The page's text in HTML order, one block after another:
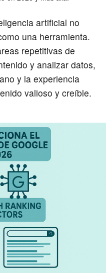
artificial no
una herramienta.
repetitivas de
y analizar datos,
y la experiencia
valioso y creíble.